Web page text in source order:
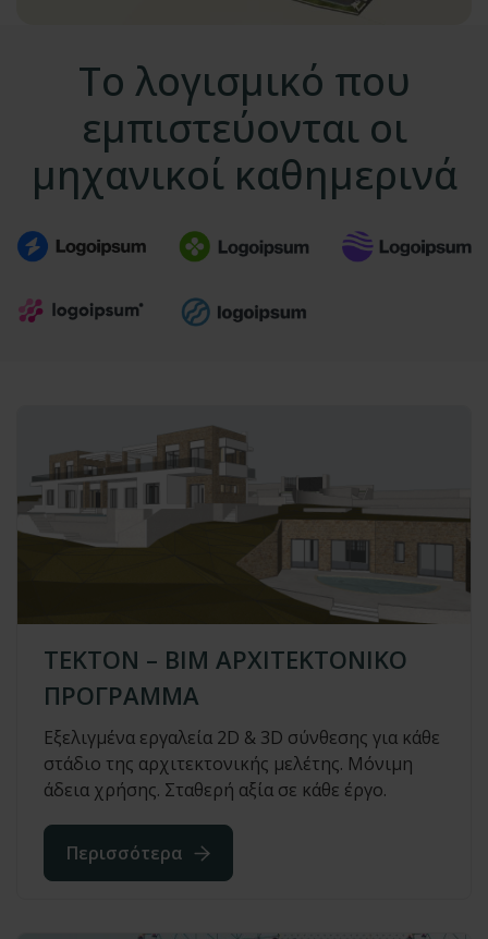
Το λογισμικό που
εμπιστεύονται οι
μηχανικοί καθημερινά
TEKTON – ΒΙΜ ΑΡΧΙΤΕΚΤΟΝΙΚΟ
ΠΡΟΓΡΑΜΜΑ
Εξελιγμένα εργαλεία 2D & 3D σύνθεσης για κάθε
στάδιο της αρχιτεκτονικής μελέτης. Μόνιμη
άδεια χρήσης. Σταθερή αξία σε κάθε έργο.
Περισσότερα